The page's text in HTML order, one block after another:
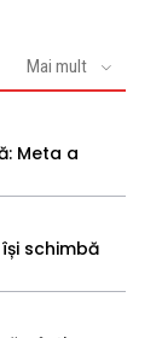
Mai mult
Meta a
schimbă